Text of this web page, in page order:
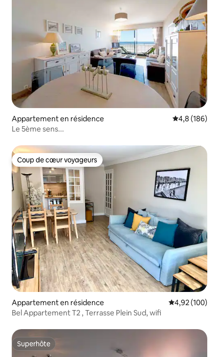
Appartement en résidence Évaluation
4,8 (186)
Le 5ème sens...
Coup de cœur voyageurs
Coup de cœur voyageurs
Appartement en résidence Évaluation
4,92 (100)
Bel Appartement T2 , Terrasse Plein Sud, wifi
Superhôte
Superhôte